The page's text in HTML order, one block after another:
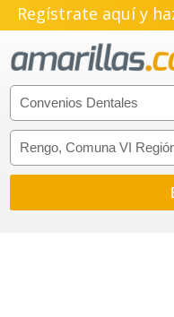
Regístrate aquí y